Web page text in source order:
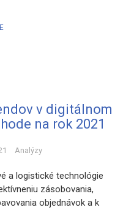
v digitálnom
na rok 2021
Analýzy
a logistické technológie
zásobovania,
objednávok a k